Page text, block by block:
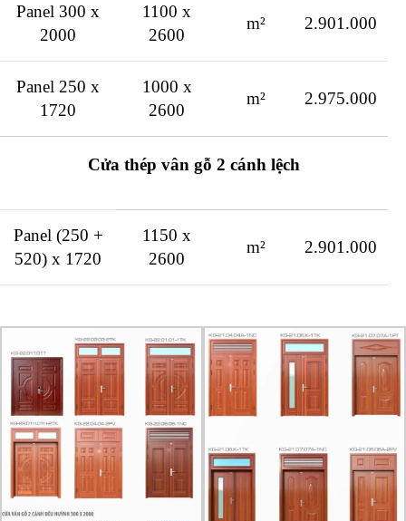
Panel 300 x
2000
1100 x
2600
m² 2.901.000
Panel 250 x
1720
1000 x
2600
m² 2.975.000
Cửa thép vân gỗ 2 cánh lệch
Panel (250 +
520) x 1720
1150 x
2600
m² 2.901.000